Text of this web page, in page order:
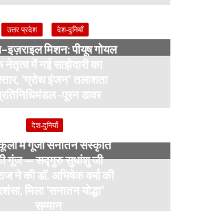
उत्तर प्रदेश देश-दुनियाँ
मिशन: पीयूष गोयल
नेतृत्व में नई साझेदारी का
‘ग्रोथ इंजन’ तलाशता
-पूरन डावर
9 months ago
देश-दुनियाँ
में गूंजी सनातन संस्कृति
गूंज — सद्गुरु सुधांशु जी
ने की डॉ. अभिषेक वर्मा की
मिला ‘सनातन योद्धा’
सम्मान